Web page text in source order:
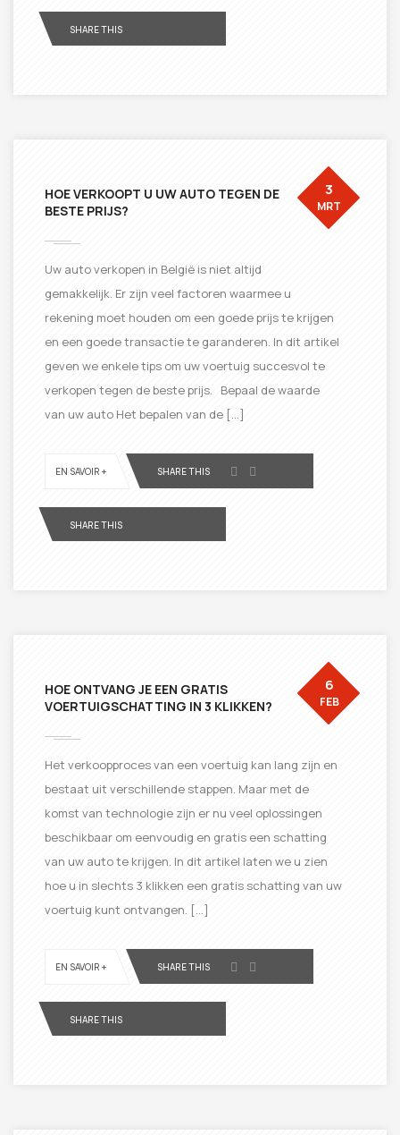
SHARE THIS
HOE VERKOOPT U UW AUTO TEGEN DE
BESTE PRIJS?
3
MRT
Uw auto verkopen in België is niet altijd
gemakkelijk. Er zijn veel factoren waarmee u
rekening moet houden om een ​​goede prijs te krijgen
en een goede transactie te garanderen. In dit artikel
geven we enkele tips om uw voertuig succesvol te
verkopen tegen de beste prijs. Bepaal de waarde
van uw auto Het bepalen van de […]
EN SAVOIR + SHARE THIS
SHARE THIS
HOE ONTVANG JE EEN GRATIS
VOERTUIGSCHATTING IN 3 KLIKKEN?
6
FEB
Het verkoopproces van een voertuig kan lang zijn en
bestaat uit verschillende stappen. Maar met de
komst van technologie zijn er nu veel oplossingen
beschikbaar om eenvoudig en gratis een schatting
van uw auto te krijgen. In dit artikel laten we u zien
hoe u in slechts 3 klikken een gratis schatting van uw
voertuig kunt ontvangen. […]
EN SAVOIR + SHARE THIS
SHARE THIS